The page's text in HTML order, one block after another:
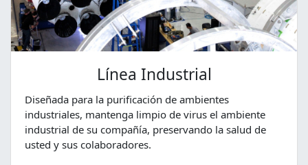
Línea Industrial
Diseñada para la purificación de ambientes
industriales, mantenga limpio de virus el ambiente
industrial de su compañía, preservando la salud de
usted y sus colaboradores.